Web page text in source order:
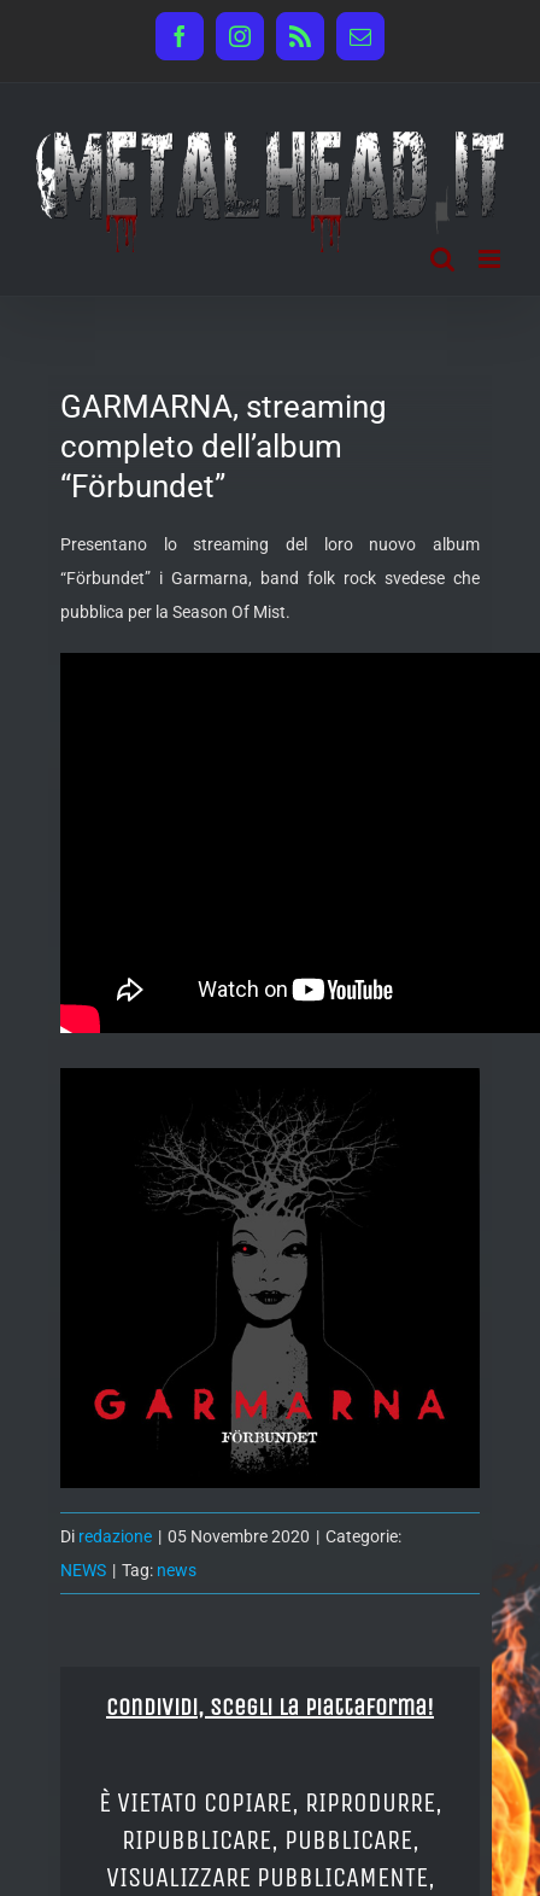
FacebookInstagram
Rss Email
GARMARNA, streaming
completo dell’album
“Förbundet”
Presentano lo streaming del loro nuovo album
“Förbundet” i Garmarna, band folk rock svedese che
pubblica per la Season Of Mist.
Di redazione | 05 Novembre 2020 | Categorie:
NEWS | Tag: news
Condividi, Scegli la piattaforma!
È VIETATO COPIARE, RIPRODURRE,
RIPUBBLICARE, PUBBLICARE,
VISUALIZZARE PUBBLICAMENTE,